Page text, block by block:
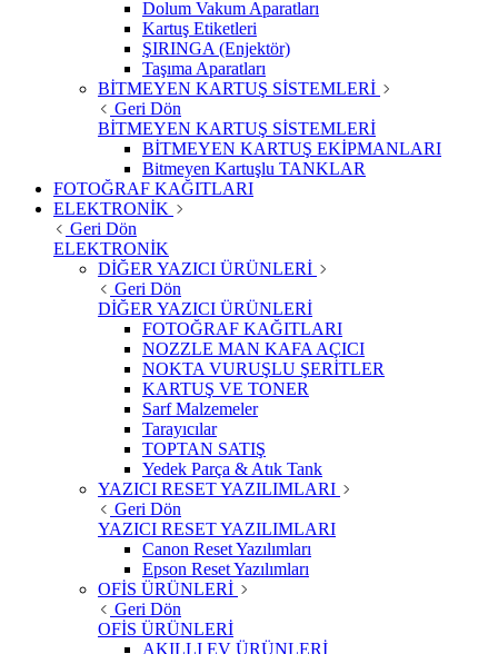
Dolum Vakum Aparatları
Kartuş Etiketleri
ŞIRINGA (Enjektör)
Taşıma Aparatları
BİTMEYEN KARTUŞ SİSTEMLERİ
Geri Dön
BİTMEYEN KARTUŞ SİSTEMLERİ
BİTMEYEN KARTUŞ EKİPMANLARI
Bitmeyen Kartuşlu TANKLAR
FOTOĞRAF KAĞITLARI
ELEKTRONİK
Geri Dön
ELEKTRONİK
DİĞER YAZICI ÜRÜNLERİ
Geri Dön
DİĞER YAZICI ÜRÜNLERİ
FOTOĞRAF KAĞITLARI
NOZZLE MAN KAFA AÇICI
NOKTA VURUŞLU ŞERİTLER
KARTUŞ VE TONER
Sarf Malzemeler
Tarayıcılar
TOPTAN SATIŞ
Yedek Parça & Atık Tank
YAZICI RESET YAZILIMLARI
Geri Dön
YAZICI RESET YAZILIMLARI
Canon Reset Yazılımları
Epson Reset Yazılımları
OFİS ÜRÜNLERİ
Geri Dön
OFİS ÜRÜNLERİ
AKILLI EV ÜRÜNLERİ